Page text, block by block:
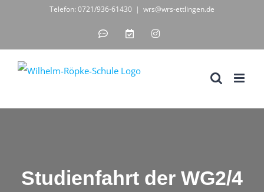
springen
Telefon: 0721/936-61430 | wrs@wrs-ettlingen.de
IServ
unsere
IT-
WebUntis
digitales
Instagram
Studienfahrt der WG2/4